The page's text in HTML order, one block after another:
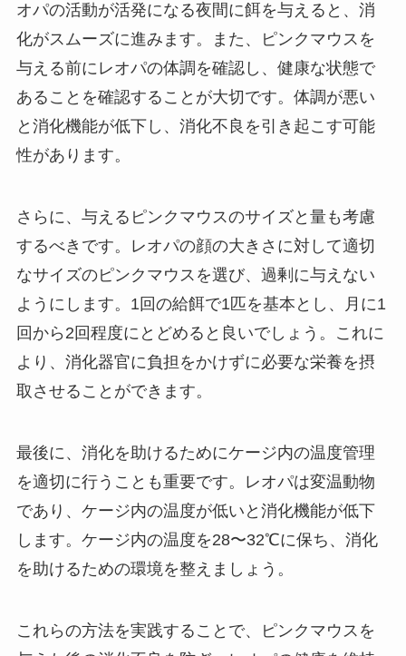
オパの活動が活発になる夜間に餌を与えると、消
化がスムーズに進みます。また、ピンクマウスを
与える前にレオパの体調を確認し、健康な状態で
あることを確認することが大切です。体調が悪い
と消化機能が低下し、消化不良を引き起こす可能
性があります。
さらに、与えるピンクマウスのサイズと量も考慮
するべきです。レオパの顔の大きさに対して適切
なサイズのピンクマウスを選び、過剰に与えない
ようにします。1回の給餌で1匹を基本とし、月に1
回から2回程度にとどめると良いでしょう。これに
より、消化器官に負担をかけずに必要な栄養を摂
取させることができます。
最後に、消化を助けるためにケージ内の温度管理
を適切に行うことも重要です。レオパは変温動物
であり、ケージ内の温度が低いと消化機能が低下
します。ケージ内の温度を28〜32℃に保ち、消化
を助けるための環境を整えましょう。
これらの方法を実践することで、ピンクマウスを